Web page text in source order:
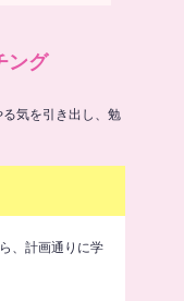
ング
気を引き出し、勉
、計画通りに学